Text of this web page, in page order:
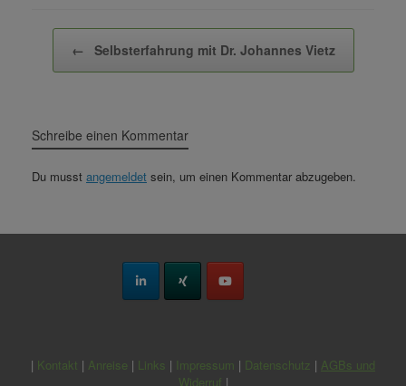
← Selbsterfahrung mit Dr. Johannes Vietz
Schreibe einen Kommentar
Du musst angemeldet sein, um einen Kommentar abzugeben.
| Kontakt | Anreise | Links | Impressum | Datenschutz | AGBs und
Widerruf |